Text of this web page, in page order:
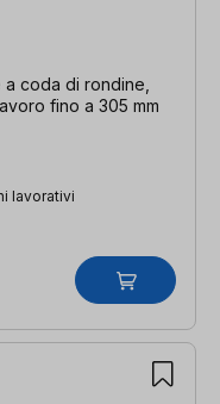
coda di rondine,
fino a 305 mm
lavorativi